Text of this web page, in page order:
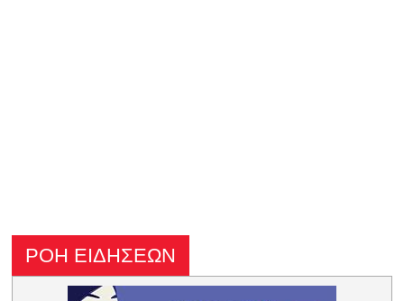
ΡΟΗ ΕΙΔΗΣΕΩΝ